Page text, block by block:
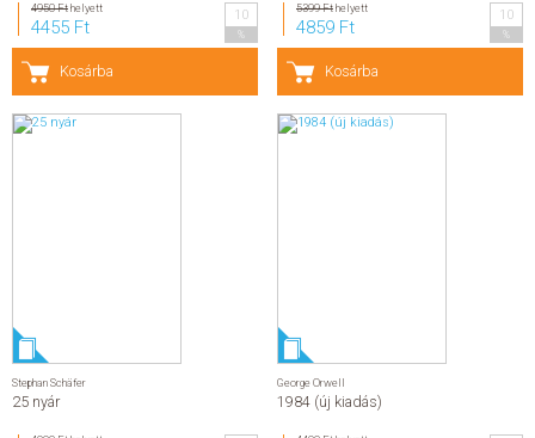
4950 Fthelyett
4455 Ft
10
Kosárba
5399 Fthelyett
4859 Ft
10
Kosárba
Stephan Schäfer
25 nyár
George Orwell
1984 (új kiadás)